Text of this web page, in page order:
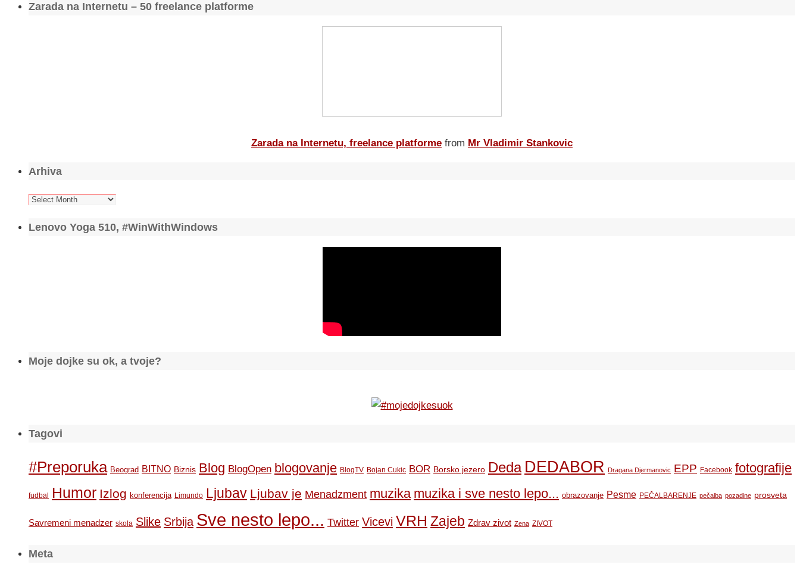
Zarada na Internetu – 50 freelance platforme
Zarada na Internetu, freelance platforme from Mr Vladimir Stankovic
Arhiva
Arhiva
Lenovo Yoga 510, #WinWithWindows
Moje dojke su ok, a tvoje?
Tagovi
#Preporuka Beograd BITNO Biznis Blog BlogOpen blogovanje BlogTV Bojan Cukic BOR Borsko jezero Deda DEDABOR Dragana Djermanovic EPP Facebook fotografije
fudbal Humor Izlog konferencija Limundo Ljubav Ljubav je Menadzment muzika muzika i sve nesto lepo... obrazovanje Pesme PEČALBARENJE pečalba pozadine prosveta
Savremeni menadzer skola Slike Srbija Sve nesto lepo... Twitter Vicevi VRH Zajeb Zdrav zivot Zena ZIVOT
Meta